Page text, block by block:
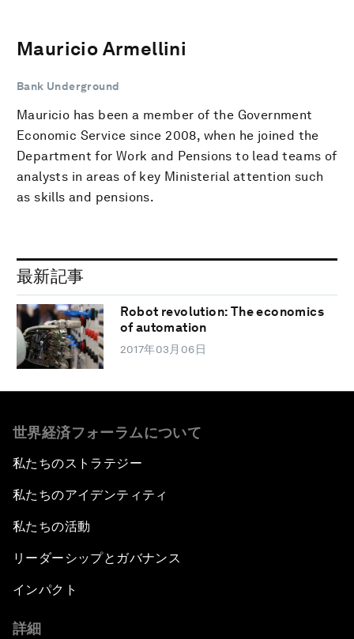
Mauricio Armellini
Bank Underground
Mauricio has been a member of the Government
Economic Service since 2008, when he joined the
Department for Work and Pensions to lead teams of
analysts in areas of key Ministerial attention such
as skills and pensions.
最新記事
Robot revolution: The economics
of automation
2017年03月06日
世界経済フォーラムについて
私たちのストラテジー
私たちのアイデンティティ
私たちの活動
リーダーシップとガバナンス
インパクト
詳細